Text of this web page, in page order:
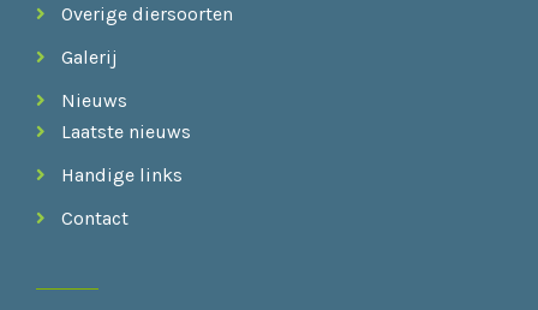
Overige diersoorten
Galerij
Nieuws
Laatste nieuws
Handige links
Contact